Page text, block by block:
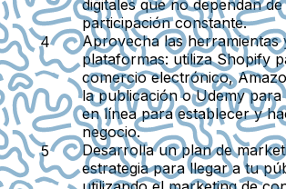
digitales que no dependan
participación constante.
Aprovecha las herramientas
plataformas:utiliza Shopify
comercio electrónico,
la publicación o Udemy
en línea para establecer y
negocio.
Desarrolla un plan de
estrategia para llegar a tu